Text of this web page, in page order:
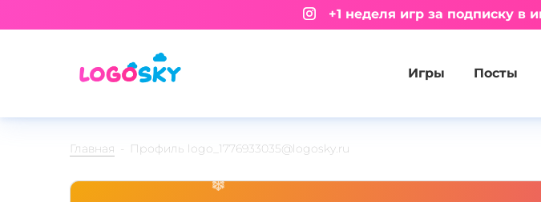
+1 неделя игр за подписку в
Игры Посты
Главная Профиль logo_1776933035@logosky.ru